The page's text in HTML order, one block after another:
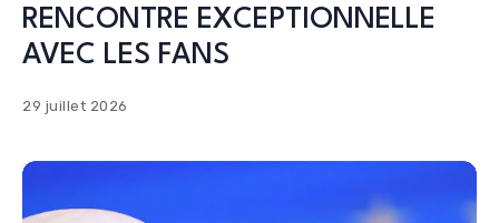
RENCONTRE EXCEPTIONNELLE
AVEC LES FANS
29 juillet 2026